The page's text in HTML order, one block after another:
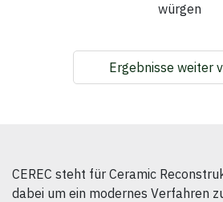
würgen
Ergebnisse weiter
CEREC steht für Ceramic
dabei um ein modernes Verfahren